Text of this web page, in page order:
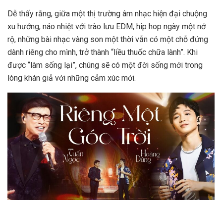
Dễ thấy rằng, giữa một thị trường âm nhạc hiện đại chuộng
xu hướng, náo nhiệt với trào lưu EDM, hip hop ngày một nở
rộ, những bài nhạc vàng son một thời vẫn có một chỗ đứng
dành riêng cho mình, trở thành “liều thuốc chữa lành”. Khi
được “làm sống lại”, chúng sẽ có một đời sống mới trong
lòng khán giả với những cảm xúc mới.